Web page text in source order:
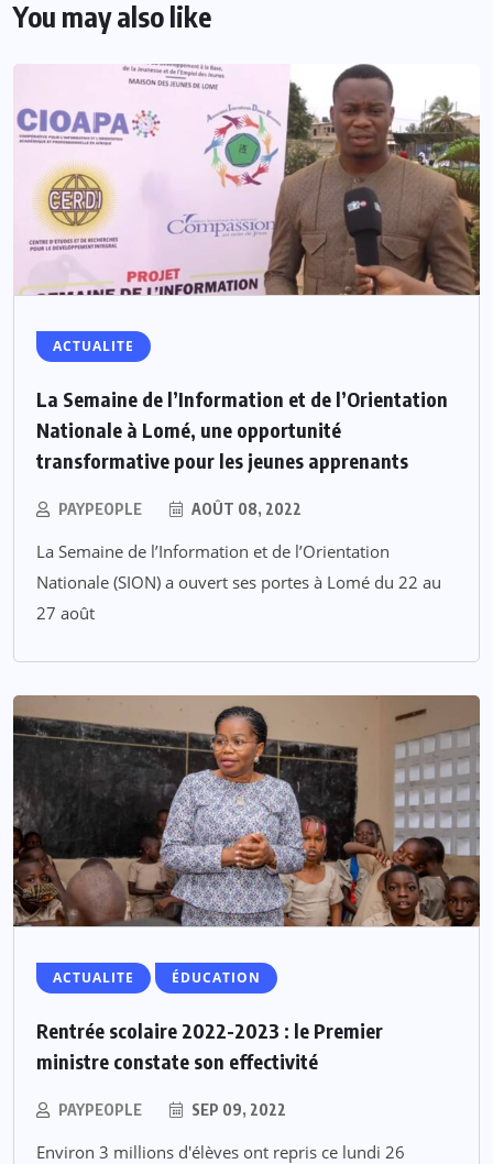
You may also like
ACTUALITE
La Semaine de l’Information et de l’Orientation
Nationale à Lomé, une opportunité
transformative pour les jeunes apprenants
PAYPEOPLE AOÛT 08, 2022
La Semaine de l’Information et de l’Orientation
Nationale (SION) a ouvert ses portes à Lomé du 22 au
27 août
ACTUALITE ÉDUCATION
Rentrée scolaire 2022-2023 : le Premier
ministre constate son effectivité
PAYPEOPLE SEP 09, 2022
Environ 3 millions d'élèves ont repris ce lundi 26